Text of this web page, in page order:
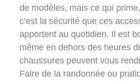
de modèles, mais ce qui
c’est la sécurité que ces
apportent au quotidien. Il est
même en dehors des heures
chaussures peuvent vous
Faire de la randonnée ou